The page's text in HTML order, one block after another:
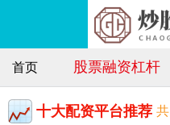
首页 股票融资杠杆
十大配资平台推荐 共